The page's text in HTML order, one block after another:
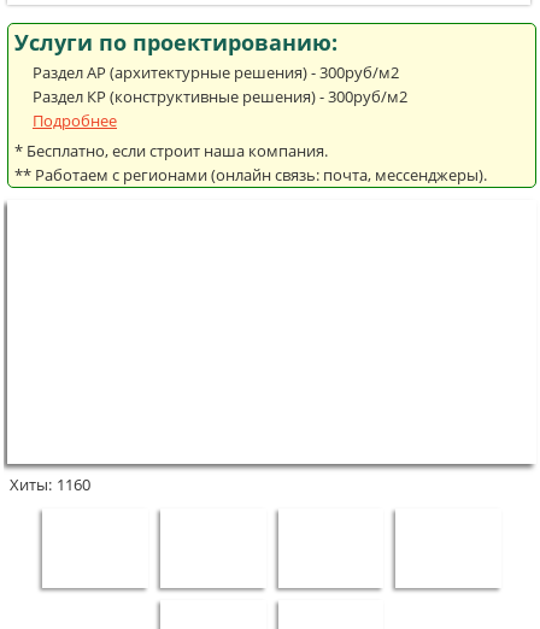
Услуги по проектированию:
Раздел АР (архитектурные решения) - 300руб/м2
Раздел КР (конструктивные решения) - 300руб/м2
Подробнее
* Бесплатно, если строит наша компания.
** Работаем с регионами (онлайн связь: почта, мессенджеры).
Хиты: 1160